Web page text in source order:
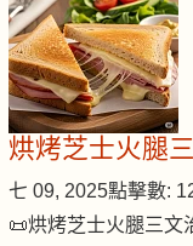
烘烤芝士火腿
七 09, 2025點擊數:
📜烘烤芝士火腿三文